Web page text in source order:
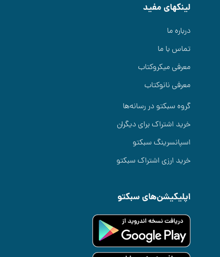
لینکهای مفید
درباره ما
تماس با ما
معرفی میکروکتاب
معرفی نانوکتاب
گروه سبکتو در رسانه‌ها
خرید اشتراک برای دیگران
اسپانسرینگ سبکتو
خرید ارزی اشتراک سبکتو
اپلیکیشن‌های سبکتو